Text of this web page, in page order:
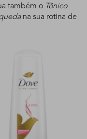
também o Tônico
na sua rotina de